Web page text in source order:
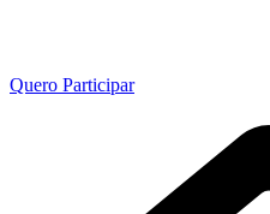
Quero Participar